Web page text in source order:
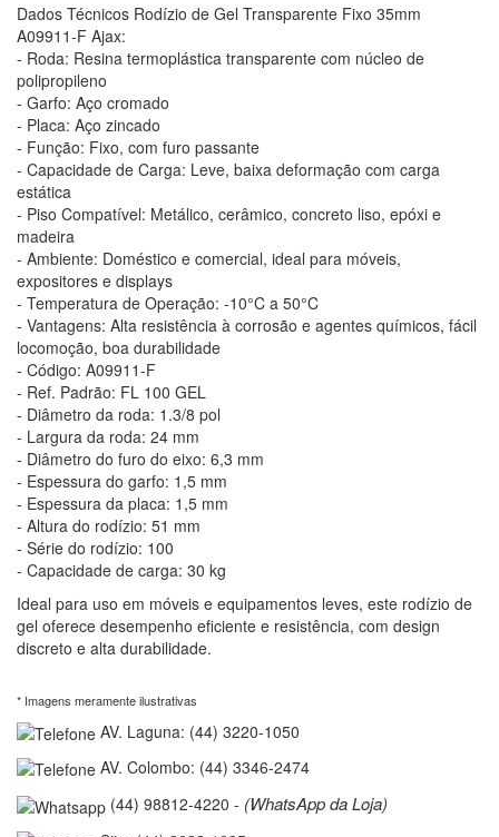
Dados Técnicos Rodízio de Gel Transparente Fixo 35mm
A09911-F Ajax:
- Roda: Resina termoplástica transparente com núcleo de
polipropileno
- Garfo: Aço cromado
- Placa: Aço zincado
- Função: Fixo, com furo passante
- Capacidade de Carga: Leve, baixa deformação com carga
estática
- Piso Compatível: Metálico, cerâmico, concreto liso, epóxi e
madeira
- Ambiente: Doméstico e comercial, ideal para móveis,
expositores e displays
- Temperatura de Operação: -10°C a 50°C
- Vantagens: Alta resistência à corrosão e agentes químicos, fácil
locomoção, boa durabilidade
- Código: A09911-F
- Ref. Padrão: FL 100 GEL
- Diâmetro da roda: 1.3/8 pol
- Largura da roda: 24 mm
- Diâmetro do furo do eixo: 6,3 mm
- Espessura do garfo: 1,5 mm
- Espessura da placa: 1,5 mm
- Altura do rodízio: 51 mm
- Série do rodízio: 100
- Capacidade de carga: 30 kg
Ideal para uso em móveis e equipamentos leves, este rodízio de
gel oferece desempenho eficiente e resistência, com design
discreto e alta durabilidade.
* Imagens meramente ilustrativas
AV. Laguna: (44) 3220-1050
AV. Colombo: (44) 3346-2474
(44) 98812-4220 - (WhatsApp da Loja)